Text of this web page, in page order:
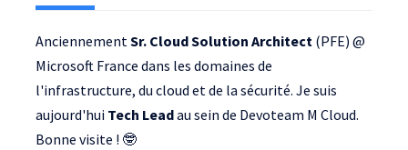
AnciennementSr. Cloud Solution Architect (PFE) @
Microsoft France dans les domaines de
l'infrastructure, du cloud et de la sécurité. Je suis
aujourd'hui Tech Leadau sein de Devoteam M Cloud.
Bonne visite ! 🤓